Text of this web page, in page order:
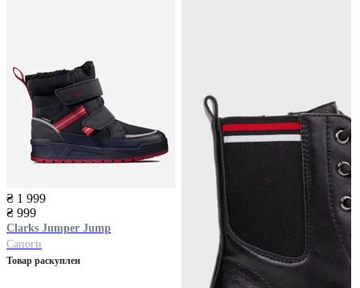
₴ 1 999
₴ 999
Clarks Jumper Jump
Сапоги
Товар раскуплен